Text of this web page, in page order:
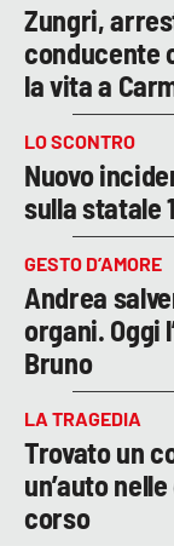
Zungri,
conducente
la vita a
LO SCONTRO
Nuovo
sulla statale
GESTO D’AMORE
Andrea
organi. Oggi
Bruno
LA TRAGEDIA
Trovato un
un’auto
corso